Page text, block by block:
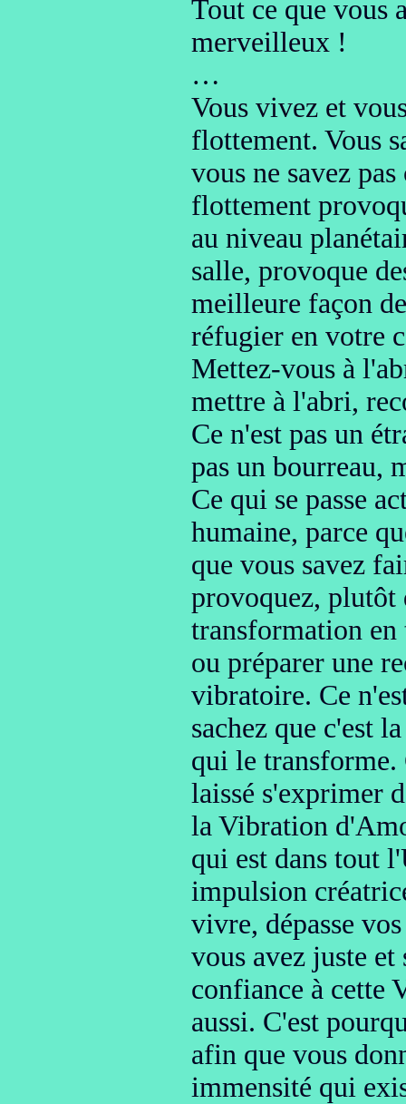
Tout ce que vous
merveilleux !
…
Vous vivez et
flottement. Vous
vous ne savez
flottement
au niveau
salle, provoque
meilleure façon
réfugier en votre
Mettez-vous à
mettre à l'abri,
Ce n'est pas un
pas un bourreau,
Ce qui se passe
humaine, parce
que vous savez
provoquez, plutôt
transformation
ou préparer une
vibratoire. Ce
sachez que c'est
qui le transforme.
laissé s'exprimer
la Vibration
qui est dans tout
impulsion
vivre, dépasse
vous avez juste
confiance à cette
aussi. C'est
afin que vous
immensité qui